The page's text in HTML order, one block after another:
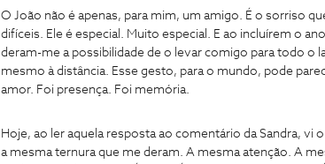
O João não é apenas, para mim, um amigo. É o sorriso
difíceis. Ele é especial. Muito especial. E ao incluírem o
deram-me a possibilidade de o levar comigo para todo o
mesmo à distância. Esse gesto, para o mundo, pode
amor. Foi presença. Foi memória.
Hoje, ao ler aquela resposta ao comentário da Sandra, vi
a mesma ternura que me deram. A mesma atenção. A